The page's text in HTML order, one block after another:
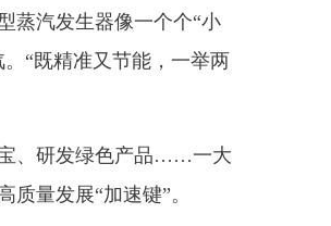
蒸汽发生器像一个个“小
“既精准又节能，一举两
、研发绿色产品……一大
量发展“加速键”。